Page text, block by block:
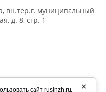
вн.тер.г. муниципальный
д. 8, стр. 1
сайт rusinzh.ru, ×